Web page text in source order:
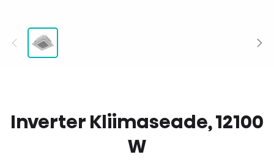
Inverter Kliimaseade, 12100
W